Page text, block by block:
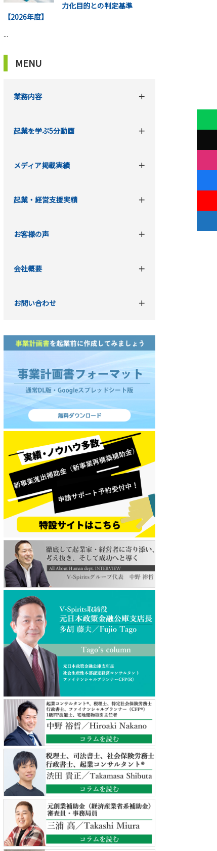
力化目的との判定基準
【2026年度】
...
MENU
業務内容
起業を学ぶ5分動画
メディア掲載実績
起業・経営支援実績
お客様の声
会社概要
お問い合わせ